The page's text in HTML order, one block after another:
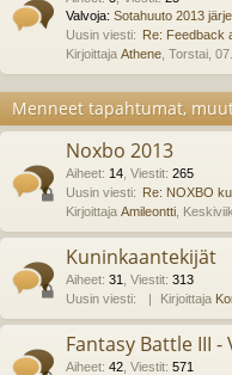
Valvoja: Sotahuuto 2013
Uusin viesti: Re: Feedback
Kirjoittaja Athene , Torstai,
Menneet tapahtumat,
Noxbo 2013
Aiheet: 14 Viestit: 265
Uusin viesti: Re: NOXBO
Kirjoittaja Amileontti ,
Kuninkaantekijät
Aiheet: 31 Viestit: 313
Uusin viesti:
Kirjoittaja
Fantasy Battle III
Aiheet: 42 Viestit: 571